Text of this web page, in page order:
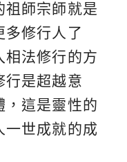
祖師宗師就是
多修行人了
相法修行的方
行是超越意
，這是靈性的
一世成就的成